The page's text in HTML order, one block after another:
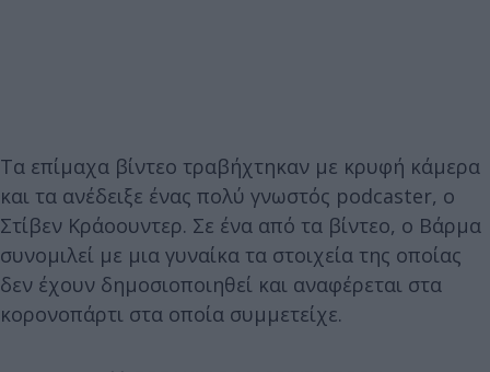
Τα επίμαχα βίντεο τραβήχτηκαν με κρυφή κάμερα
και τα ανέδειξε ένας πολύ γνωστός podcaster, ο
Στίβεν Κράοουντερ. Σε ένα από τα βίντεο, ο Βάρμα
συνομιλεί με μια γυναίκα τα στοιχεία της οποίας
δεν έχουν δημοσιοποιηθεί και αναφέρεται στα
κορονοπάρτι στα οποία συμμετείχε.